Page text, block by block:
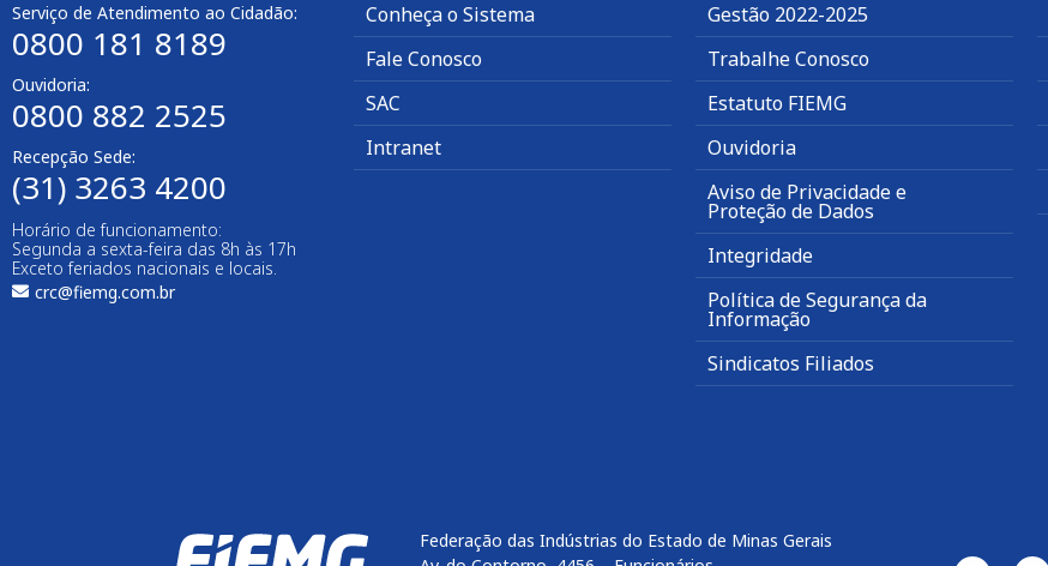
Serviço de Atendimento ao Cidadão:
0800 181 8189
Ouvidoria:
0800 882 2525
Recepção Sede:
(31) 3263 4200
Horário de funcionamento:
Segunda a sexta-feira das 8h às 17h
Exceto feriados nacionais e locais.
crc@fiemg.com.br
Conheça o Sistema
Fale Conosco
SAC
Intranet
Gestão 2022-2025
Trabalhe Conosco
Estatuto FIEMG
Ouvidoria
Aviso de Privacidade e
Proteção de Dados
Integridade
Política de Segurança da
Informação
Sindicatos Filiados
Federação das Indústrias do Estado de Minas Gerais